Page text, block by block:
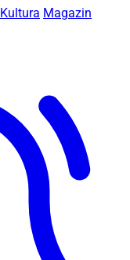
Kultura Magazin